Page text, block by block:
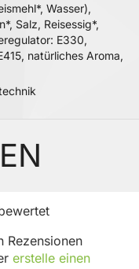
Wasser),
Salz, Reisessig*,
E330,
natürliches Aroma,
Rezensionen
erstelle einen